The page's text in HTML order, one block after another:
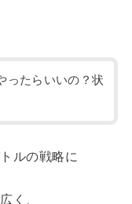
ったらいいの？状
ルの戦略に
く、